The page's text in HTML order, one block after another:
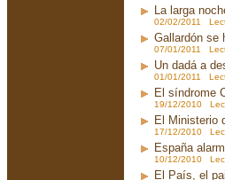
La larga
02/02/2011
Gallardón se
07/01/2011
Un dadá a
01/01/2011
El síndrome
19/12/2010
El Ministerio
17/12/2010
España
10/12/2010
El País, el